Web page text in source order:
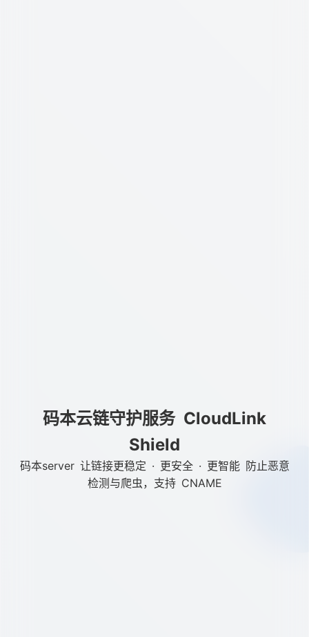
码本云链守护服务 CloudLink
Shield
码本server 让链接更稳定 · 更安全 · 更智能 防止恶意
检测与爬虫，支持 CNAME